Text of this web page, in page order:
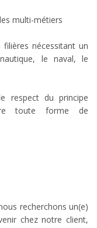
multi-métiers
nécessitant un
le naval, le
respect du principe
toute forme de
recherchons un(e)
chez notre client,